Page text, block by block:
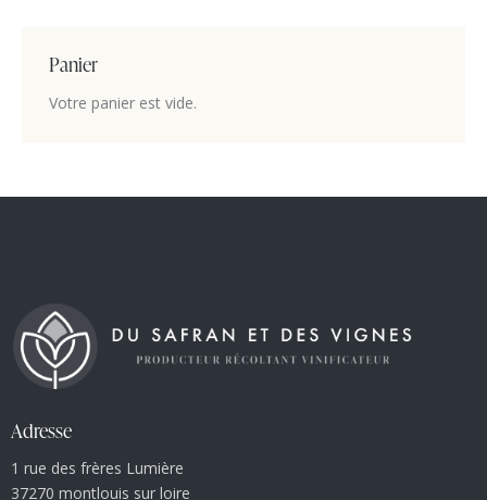
Panier
Votre panier est vide.
Adresse
1 rue des frères Lumière
37270 montlouis sur loire